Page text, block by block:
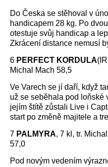
Do Česka se stěhoval v
handicapem 28 kg. Po
otestuje svůj handicap a
Zkrácení distance nemusí
6 PERFECT KORDULA
Michal Mach 58,5
Ve Varech se jí daří, když
už se seběhala pod loňské
jejím štítě zůstali Live i
start po změně majitele a
7 PALMYRA, 7 kl, tr.
57,0
Pod novým vedením